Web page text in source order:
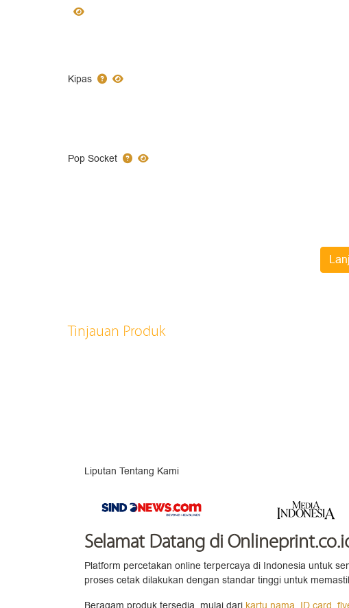
Kipas
Pop Socket
Tinjauan Produk
Liputan Tentang Kami
Selamat Datang di
Platform percetakan online terpercaya di Indonesia untuk
proses cetak dilakukan dengan standar tinggi untuk